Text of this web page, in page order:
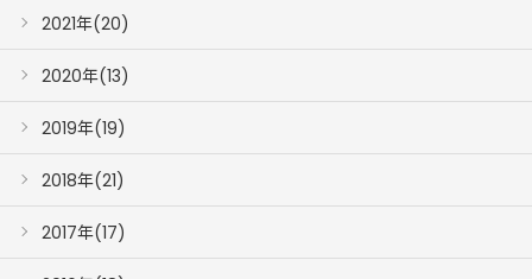
2021年(20)
2020年(13)
2019年(19)
2018年(21)
2017年(17)